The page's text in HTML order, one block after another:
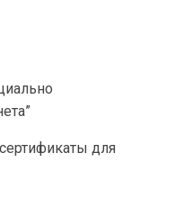
для